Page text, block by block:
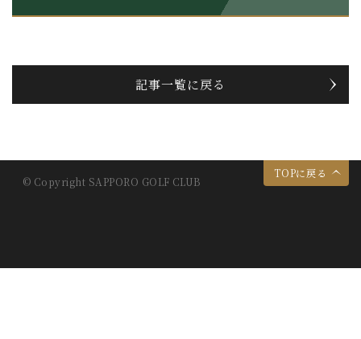
記事一覧に戻る
TOPに戻る
© Copyright SAPPORO GOLF CLUB